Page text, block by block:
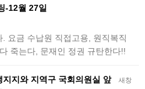
-12월 27일
요금 수납원 직접고용, 원직복직
죽는다, 문재인 정권 규탄한다!!
새창
지지와 지역구 국회의원실 앞